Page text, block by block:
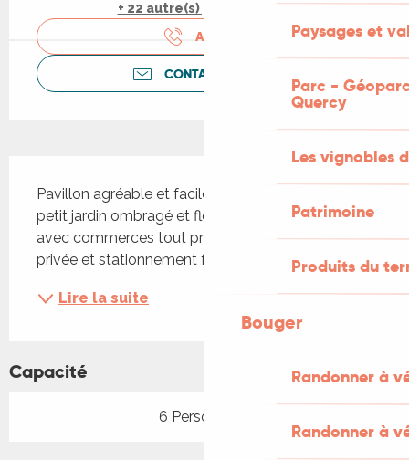
Paysages et
Parc -
Quercy
Les vignobles
Patrimoine
Produits du
Bouger
Randonner à
Randonner à
+ 22 autre(s) prestation(s)
APPELER
CONTACTEZ-NOUS
Pavillon agréable et facile à vivre entouré d'un
petit jardin ombragé et fleuri dans un lotissement
avec commerces tout proches. Place de parking
privée et stationnement facile à proximité.
Lire la suite
Capacité
6 Personne(s)